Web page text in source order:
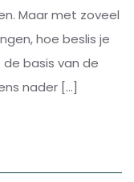
Maar met zoveel
hoe beslis je
de basis van de
nader […]